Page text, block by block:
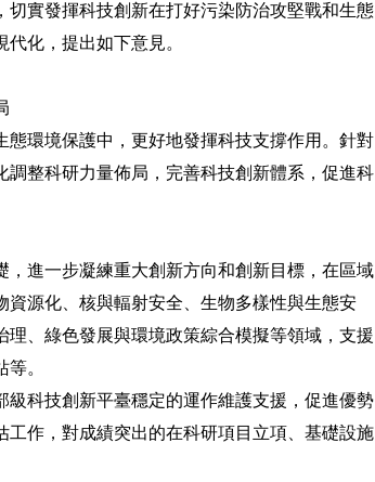
實發揮科技創新在打好污染防治攻堅戰和生態
化，提出如下意見。
環境保護中，更好地發揮科技支撐作用。針對
整科研力量佈局，完善科技創新體系，促進科
進一步凝練重大創新方向和創新目標，在區域
源化、核與輻射安全、生物多樣性與生態安
、綠色發展與環境政策綜合模擬等領域，支援
。
科技創新平臺穩定的運作維護支援，促進優勢
作，對成績突出的在科研項目立項、基礎設施